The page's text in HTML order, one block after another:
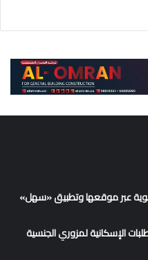
عبر موقعها وتطبيق «سهل»
الإسكانية لمزوري الجنسية